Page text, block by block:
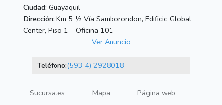
Ciudad: Guayaquil
Dirección: Km 5 ½ Vía Samborondon, Edificio Global
Center, Piso 1 – Oficina 101
Ver Anuncio
Teléfono:(593 4) 2928018
Sucursales Mapa
Página web